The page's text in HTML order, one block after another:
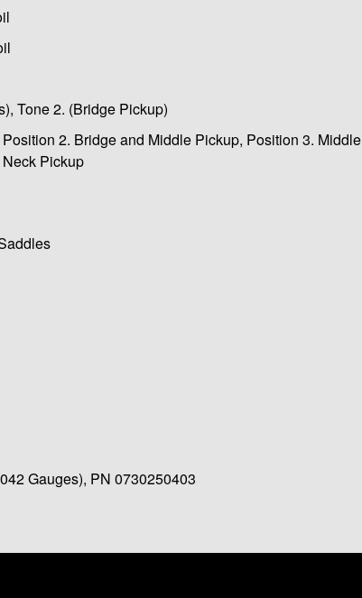
Tone 2. (Bridge Pickup)
2. Bridge and Middle Pickup, Position 3. Middle
Pickup
Gauges), PN 0730250403